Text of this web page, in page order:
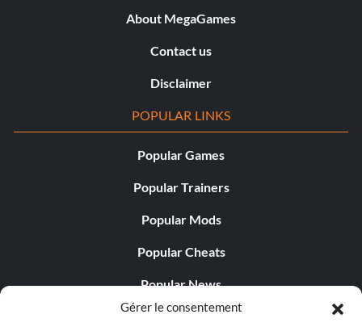
Gérer le consentement
About MegaGames
Contact us
Disclaimer
POPULAR LINKS
Popular Games
Popular Trainers
Popular Mods
Popular Cheats
Popular News
Popular Editorials